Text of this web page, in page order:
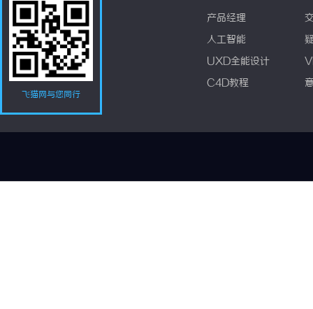
飞猫网与您同行
产品经理
人工智能
UXD全能设计
C4D教程